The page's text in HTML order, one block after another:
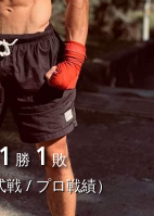
勝 1 敗
/ プロ戦績）